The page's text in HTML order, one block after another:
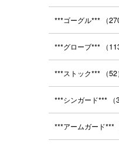
***ゴーグル*** （
***グローブ*** （
***ストック*** （52
***シンガード***
***アームガード***